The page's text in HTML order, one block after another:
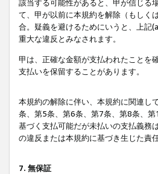
該当する可能性があると、甲が信じる
て、甲が以前に本規約を解除（もしく
合。疑義を避けるためにいうと、上記
重大な違反とみなされます。
甲は、正確な金額が支払われたことを
支払いを保留することがあります。
本規約の解除に伴い、本規約に関連し
条、第5条、第6条、第7条、第8条、
基づく支払可能だが未払いの支払義務
の違反または本規約に基づき生じた責
7. 無保証